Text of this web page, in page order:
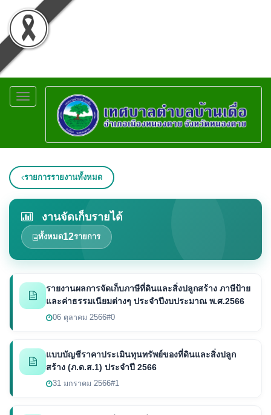
Toggle
navigation
รายการรายงานทั้งหมด
งานจัดเก็บรายได้
ทั้งหมด12รายการ
รายงานผลการจัดเก็บภาษีที่ดินและสิ่งปลูกสร้าง ภาษีป้าย
และค่าธรรมเนียมต่างๆ ประจำปีงบประมาณ พ.ศ.2566
06 ตุลาคม 2566#0
แบบบัญชีราคาประเมินทุนทรัพย์ของที่ดินและสิ่งปลูก
สร้าง (ภ.ด.ส.1) ประจำปี 2566
31 มกราคม 2566#1